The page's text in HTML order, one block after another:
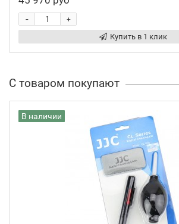
+
-
Купить в 1 клик
С товаром покупают
В наличии